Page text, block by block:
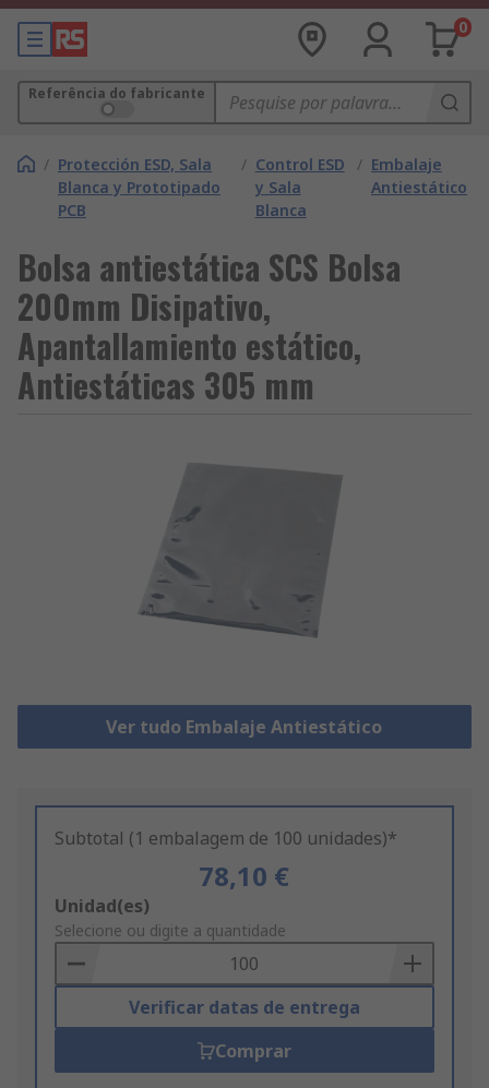
0
Referência do fabricante
/ Protección ESD, Sala
Blanca y Prototipado
PCB
/ Control ESD
y Sala
Blanca
/ Embalaje
Antiestático
Bolsa antiestática SCS Bolsa
200mm Disipativo,
Apantallamiento estático,
Antiestáticas 305 mm
Ver tudo Embalaje Antiestático
Subtotal (1 embalagem de 100 unidades)*
78,10 €
Add
to
Basket
Unidad(es)
Selecione ou digite a quantidade
Verificar datas de entrega
Comprar